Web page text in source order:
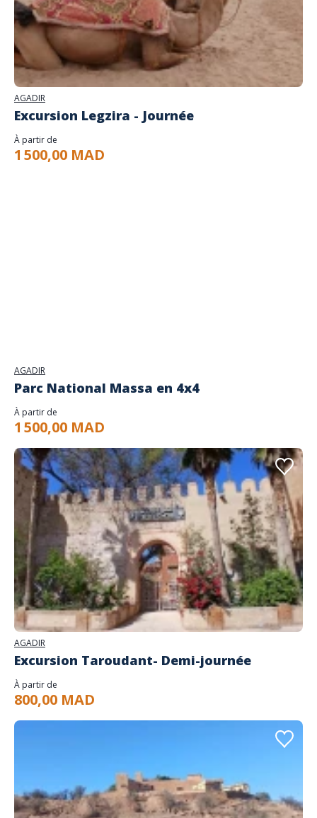
AGADIR
Excursion Legzira - Journée
À partir de
1 500,00 MAD
AGADIR
Parc National Massa en 4x4
À partir de
1 500,00 MAD
AGADIR
Excursion Taroudant- Demi-journée
À partir de
800,00 MAD